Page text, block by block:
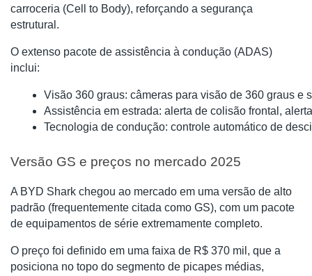
carroceria (Cell to Body), reforçando a segurança
estrutural.
O extenso pacote de assistência à condução (ADAS)
inclui:
Visão 360 graus: câmeras para visão de 360 graus e
Assistência em estrada: alerta de colisão frontal,
Tecnologia de condução: controle automático de
Versão GS e preços no mercado 2025
A BYD Shark chegou ao mercado em uma versão de alto
padrão (frequentemente citada como GS), com um pacote
de equipamentos de série extremamente completo.
O preço foi definido em uma faixa de R$ 370 mil, que a
posiciona no topo do segmento de picapes médias,